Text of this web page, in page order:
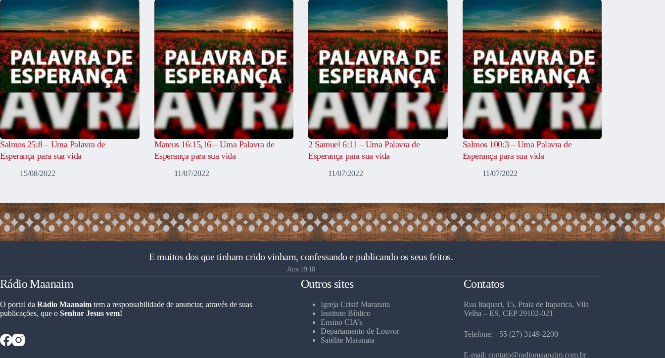
Salmos 25:8 – Uma Palavra de
Esperança para sua vida
15/08/2022
Mateus 16:15,16 – Uma Palavra de
Esperança para sua vida
11/07/2022
2 Samuel 6:11 – Uma Palavra de
Esperança para sua vida
11/07/2022
Salmos 100:3 – Uma Palavra de
Esperança para sua vida
11/07/2022
E muitos dos que tinham crido vinham, confessando e publicando os seus feitos.
Atos 19:18
Rádio Maanaim
O portal da Rádio Maanaim tem a responsabilidade de anunciar, através de suas
publicações, que o Senhor Jesus vem!
Outros sites
Igreja Cristã Maranata
Instituto Bíblico
Ensino CIA’s
Departamento de Louvor
Satélite Maranata
Contatos
Rua Itaquari, 15, Praia de Itaparica, Vila
Velha – ES, CEP 29102-021
Telefone: +55 (27) 3149-2200
E-mail: contato@radiomaanaim.com.br